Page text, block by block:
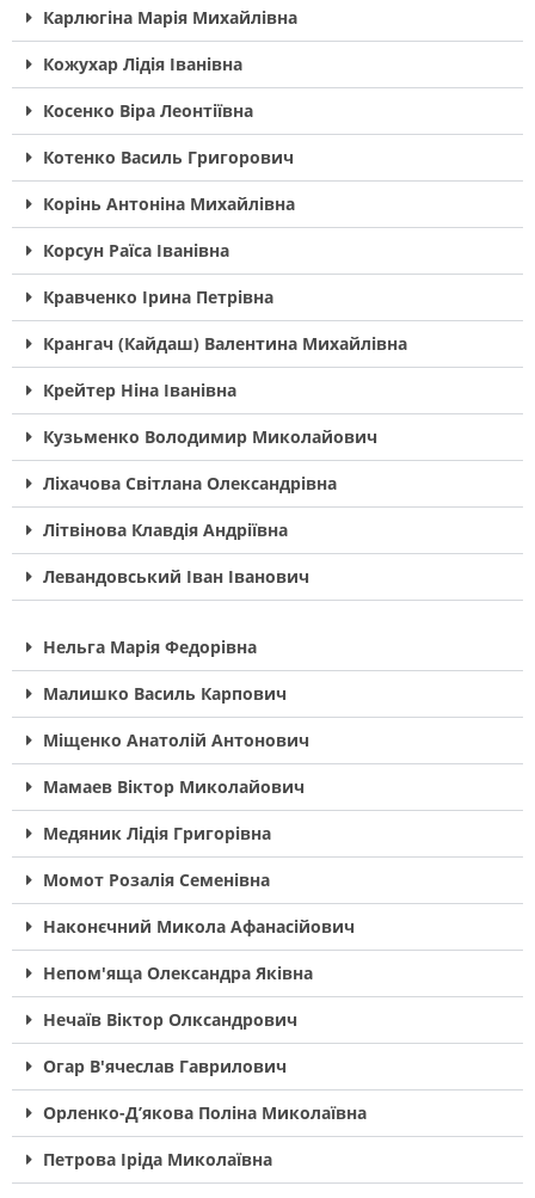
Карлюгіна Марія Михайлівна
Кожухар Лідія Іванівна
Косенко Віра Леонтіївна
Котенко Василь Григорович
Корінь Антоніна Михайлівна
Корсун Раїса Іванівна
Кравченко Ірина Петрівна
Крангач (Кайдаш) Валентина Михайлівна
Крейтер Ніна Іванівна
Кузьменко Володимир Миколайович
Ліхачова Світлана Олександрівна
Літвінова Клавдія Андріївна
Левандовський Іван Іванович
Нельга Марія Федорівна
Малишко Василь Карпович
Міщенко Анатолій Антонович
Мамаев Віктор Миколайович
Медяник Лідія Григорівна
Момот Розалія Семенівна
Наконєчний Микола Афанасійович
Непом'яща Олександра Яківна
Нечаїв Віктор Олксандрович
Огар В'ячеслав Гаврилович
Орленко-Д’якова Поліна Миколаївна
Петрова Іріда Миколаївна